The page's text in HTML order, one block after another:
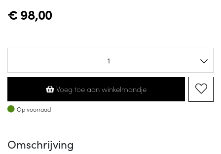
€98,00
Voeg toe aan winkelmandje
Op voorraad
Op voorraad
Omschrijving